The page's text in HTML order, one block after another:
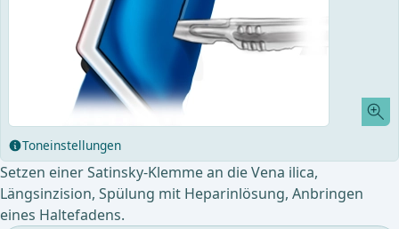
Toneinstellungen
Setzen einer Satinsky-Klemme an die Vena ilica,
Längsinzision, Spülung mit Heparinlösung, Anbringen
eines Haltefadens.